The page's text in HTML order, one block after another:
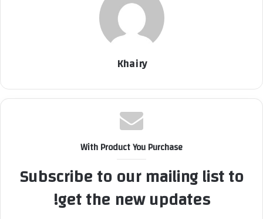
Khairy
With Product You Purchase
Subscribe to our mailing list to
get the new updates!